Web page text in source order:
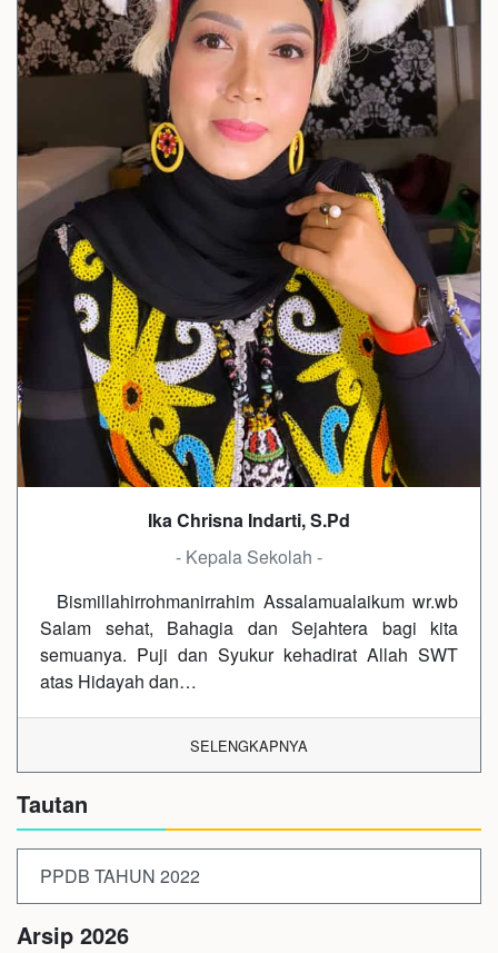
Ika Chrisna Indarti, S.Pd
- Kepala Sekolah -
Bismillahirrohmanirrahim Assalamualaikum wr.wb
Salam sehat, Bahagia dan Sejahtera bagi kita
semuanya. Puji dan Syukur kehadirat Allah SWT
atas Hidayah dan…
SELENGKAPNYA
Tautan
PPDB TAHUN 2022
Arsip 2026